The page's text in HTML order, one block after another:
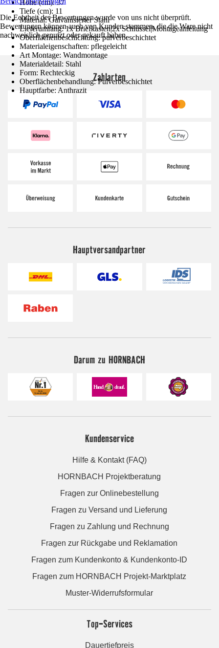
Höhe (cm): 37
Tiefe (cm): 11
Material: Galvanisierter Stahl
Lieferumfang: 1x Briefkasten|2x Schlüssel|Montageanleitung
Oberflächenbeschichtung: pulverbeschichtet
Materialeigenschaften: pflegeleicht
Art Montage: Wandmontage
Materialdetail: Stahl
Form: Rechteckig
Oberflächenbehandlung: Pulverbeschichtet
Hauptfarbe: Anthrazit
Die Echtheit der Bewertungen wurde von uns nicht überprüft.
Bewertungen können auch von Kunden stammen, die die Ware nicht
nachweislich genutzt oder gekauft haben.
Zahlarten
Hauptversandpartner
Darum zu HORNBACH
Kundenservice
Hilfe & Kontakt (FAQ)
HORNBACH Projektberatung
Fragen zur Onlinebestellung
Fragen zu Versand und Lieferung
Fragen zu Zahlung und Rechnung
Fragen zur Rückgabe und Reklamation
Fragen zum Kundenkonto & Kundenkonto-ID
Fragen zum HORNBACH Projekt-Marktplatz
Muster-Widerrufsformular
Top-Services
Dauertiefpreis